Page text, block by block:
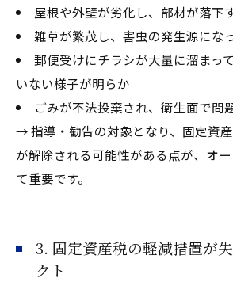
屋根や外壁が劣化し、部材が落下
雑草が繁茂し、害虫の発生源にな
郵便受けにチラシが大量に溜まっ
いない様子が明らか
ごみが不法投棄され、衛生面で問
→ 指導・勧告の対象となり、固定資
が解除される可能性がある点が、オ
て重要です。
3. 固定資産税の軽減措置が
クト